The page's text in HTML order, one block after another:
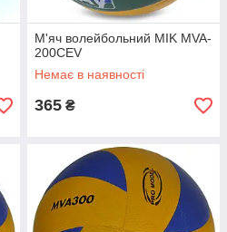
М'яч волейбольний MIK MVA-
200CEV
Немає в наявності
365 ₴